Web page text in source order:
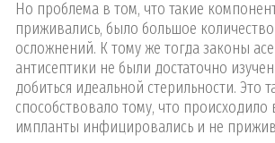
Но проблема в том, что такие
приживались, было большое
осложнений. К тому же тогда законы
антисептики не были достаточно
добиться идеальной стерильности. Это
способствовало тому, что происходило
импланты инфицировались и не